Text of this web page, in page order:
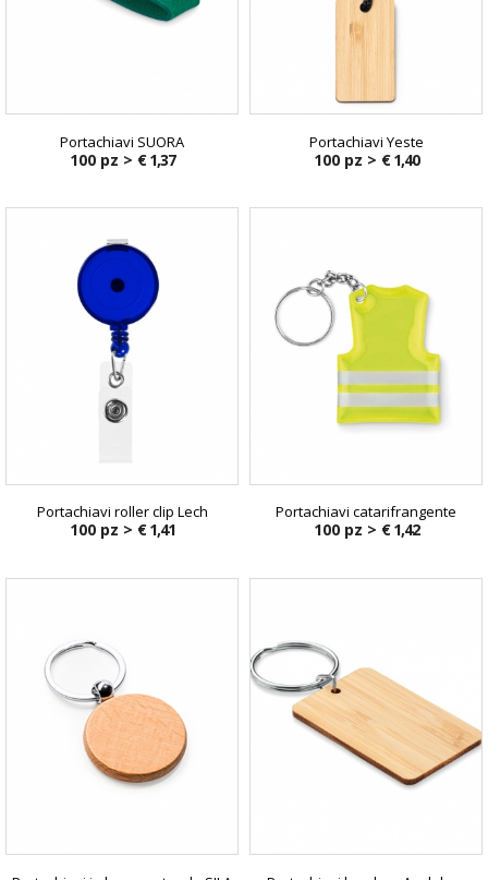
Portachiavi SUORA
100 pz > € 1,37
Portachiavi Yeste
100 pz > € 1,40
Portachiavi roller clip Lech
100 pz > € 1,41
Portachiavi catarifrangente
100 pz > € 1,42